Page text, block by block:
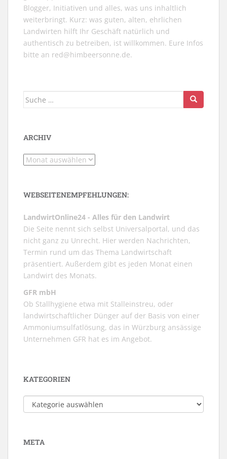
Blogger, Initiativen und alles, was uns inhaltlich
weiterbringt. Kurz: was guten, alten, ehrlichen
Landwirten hilft Ihr Geschäft natürlich und
authentisch zu betreiben, ist willkommen. Eure Infos
bitte an red@himbeersonne.de.
Suche
ARCHIV
Archiv
WEBSEITENEMPFEHLUNGEN:
LandwirtOnline24 - Alles für den Landwirt
Die Seite nennt sich selbst Universalportal, und das
nicht ganz zu Unrecht. Hier werden Nachrichten,
Termin rund um das Thema Landwirtschaft
präsentiert. Außerdem gibt es jeden Monat einen
Landwirt des Monats.
GFR mbH
Ob Stallhygiene etwa mit Stalleinstreu, oder
landwirtschaftlicher Dünger auf der Basis von einer
Ammoniumsulfatlösung, das in Würzburg ansässige
Unternehmen GFR hat es im Angebot.
KATEGORIEN
Kategorien
META